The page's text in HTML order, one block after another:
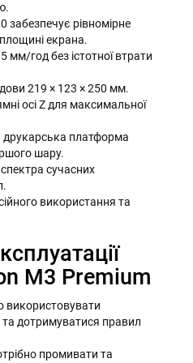
забезпечує рівномірне
екрана.
мм/год без істотної втрати
219 × 123 × 250 мм.
осі Z для максимальної
друкарська платформа
шару.
сучасних
використання та
M3 Premium
використовувати
дотримуватися правил
промивати та